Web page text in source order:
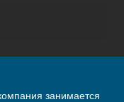
занимается